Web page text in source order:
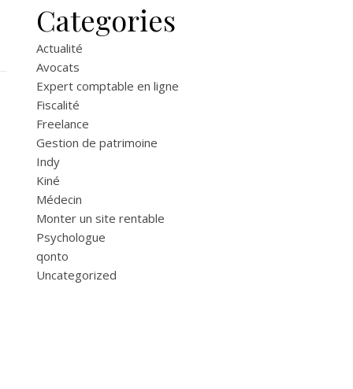
Categories
Actualité
Avocats
Expert comptable en ligne
Fiscalité
Freelance
Gestion de patrimoine
Indy
Kiné
Médecin
Monter un site rentable
Psychologue
qonto
Uncategorized